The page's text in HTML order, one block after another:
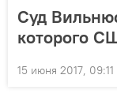
Суд
которого
15 июня 2017, 09:11